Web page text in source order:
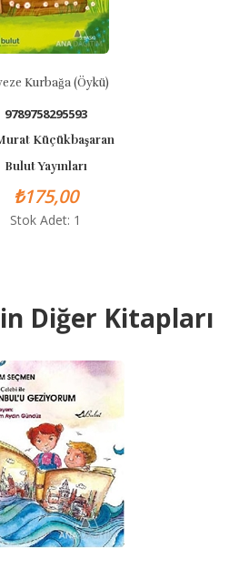
Kurbağa (Öykü)
9789758295593
Küçükbaşaran
Bulut Yayınları
₺175,00
Stok Adet: 1
Diğer Kitapları